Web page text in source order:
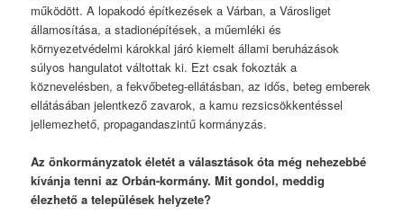
működött. A lopakodó építkezések a Várban, a Városliget
államosítása, a stadionépítések, a műemléki és
környezetvédelmi károkkal járó kiemelt állami beruházások
súlyos hangulatot váltottak ki. Ezt csak fokozták a
köznevelésben, a fekvőbeteg-ellátásban, az idős, beteg emberek
ellátásában jelentkező zavarok, a kamu rezsicsökkentéssel
jellemezhető, propagandaszintű kormányzás.
Az önkormányzatok életét a választások óta még nehezebbé
kívánja tenni az Orbán-kormány. Mit gondol, meddig
élezhető a települések helyzete?